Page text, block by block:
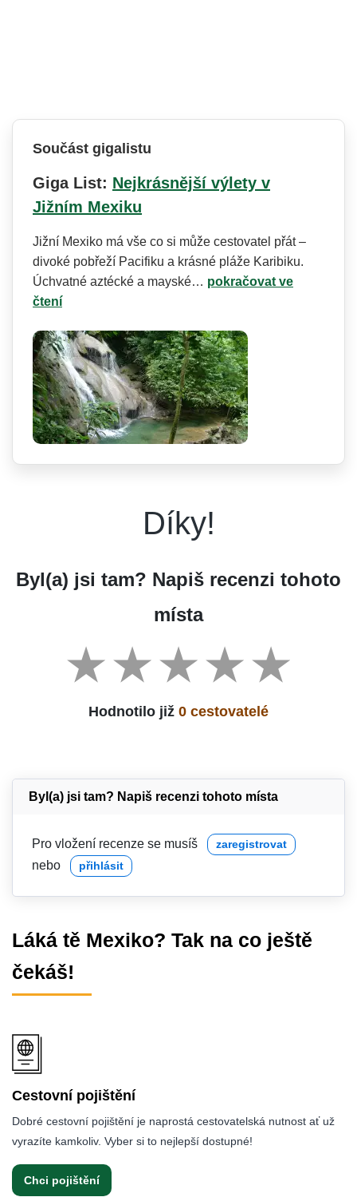
Součást gigalistu
Giga List: Nejkrásnější výlety v
Jižním Mexiku
Jižní Mexiko má vše co si může cestovatel přát –
divoké pobřeží Pacifiku a krásné pláže Karibiku.
Úchvatné aztécké a mayské… pokračovat ve
čtení
Díky!
Byl(a) jsi tam? Napiš recenzi tohoto
místa
Hodnotilo již 0 cestovatelé
Byl(a) jsi tam? Napiš recenzi tohoto místa
Pro vložení recenze se musíš zaregistrovat
nebo přihlásit
Láká tě Mexiko? Tak na co ještě
čekáš!
Cestovní pojištění
Dobré cestovní pojištění je naprostá cestovatelská nutnost ať už
vyrazíte kamkoliv. Vyber si to nejlepší dostupné!
Chci pojištění